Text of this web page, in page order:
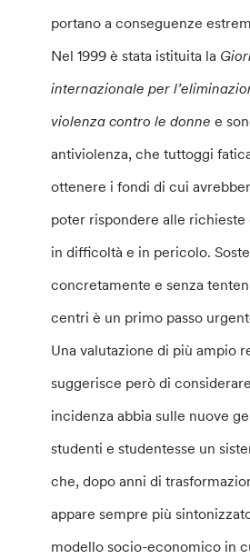
portano a conseguenze
Nel 1999 è stata istituita la
internazionale per
violenza contro le donne e
antiviolenza, che tuttoggi
ottenere i fondi di cui
poter rispondere alle
in difficoltà e in pericolo.
concretamente e senza
centri è un primo passo
Una valutazione di più ampio
suggerisce però di
incidenza abbia sulle nuove
studenti e studentesse un
che, dopo anni di
appare sempre più
modello socio-economico in